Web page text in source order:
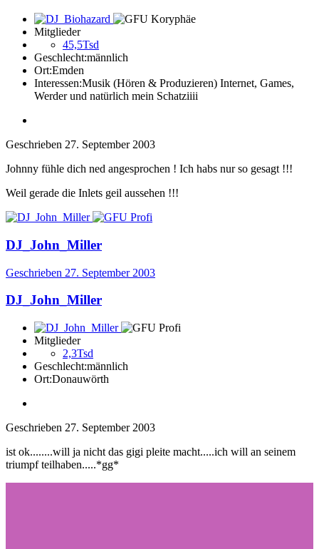
Mitglieder
45,5Tsd
Geschlecht:männlich
Ort:Emden
Interessen:Musik (Hören & Produzieren) Internet, Games,
Werder und natürlich mein Schatziiii
Geschrieben 27. September 2003
Johnny fühle dich ned angesprochen ! Ich habs nur so gesagt !!!
Weil gerade die Inlets geil aussehen !!!
DJ_John_Miller
Geschrieben 27. September 2003
DJ_John_Miller
Mitglieder
2,3Tsd
Geschlecht:männlich
Ort:Donauwörth
Geschrieben 27. September 2003
ist ok........will ja nicht das gigi pleite macht.....ich will an seinem
triumpf teilhaben.....*gg*